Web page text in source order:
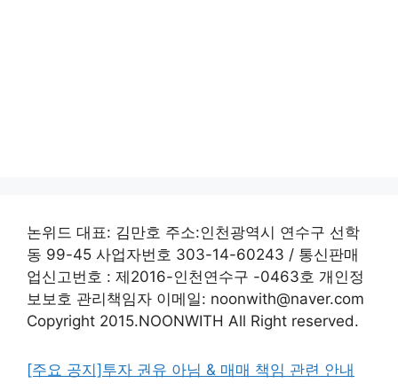
논위드 대표: 김만호 주소:인천광역시 연수구 선학
동 99-45 사업자번호 303-14-60243 / 통신판매
업신고번호 : 제2016-인천연수구 -0463호 개인정
보보호 관리책임자 이메일: noonwith@naver.com
Copyright 2015.NOONWITH All Right reserved.
[주요 공지]투자 권유 아님 & 매매 책임 관련 안내